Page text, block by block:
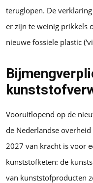
teruglopen. De
er zijn te weinig prikkels
nieuwe fossiele plastic
Vooruitlopend op de
de Nederlandse
2027 van kracht is voor
kunststofketen: de
van kunststofproducten